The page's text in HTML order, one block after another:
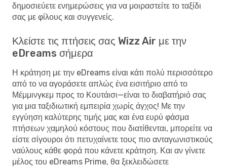
δημοσιεύετε ενημερώσεις για να μοιραστείτε το ταξίδι
σας με φίλους και συγγενείς.
Κλείστε τις πτήσεις σας Wizz Air με την
eDreams σήμερα
Η κράτηση με την eDreams είναι κάτι πολύ περισσότερο
από το να αγοράσετε απλώς ένα εισιτήριο από το
Μέμμινγκεμ προς το Κουτάισι—είναι το διαβατήριό σας
για μια ταξιδιωτική εμπειρία χωρίς άγχος! Με την
εγγύηση καλύτερης τιμής μας και ένα ευρύ φάσμα
πτήσεων χαμηλού κόστους που διατίθενται, μπορείτε να
είστε σίγουροι ότι πετυχαίνετε τους πιο ανταγωνιστικούς
ναύλους κάθε φορά που κάνετε κράτηση. Και αν γίνετε
μέλος του eDreams Prime, θα ξεκλειδώσετε